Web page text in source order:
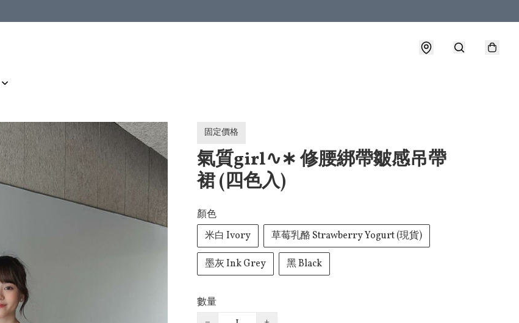
固定價格
氣質girl∿∗ 修腰綁帶皺感吊帶
裙 (四色入)
顏色
米白 Ivory
草莓乳酪 Strawberry Yogurt (現貨)
墨灰 Ink Grey 黑 Black
數量